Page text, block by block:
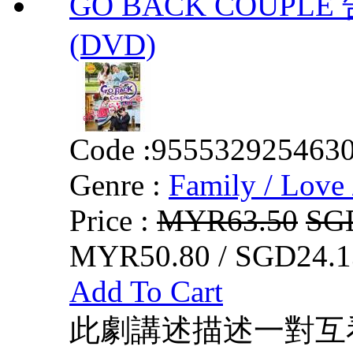
(DVD)
Code :
Genre : Family / Love
Price : MYR63.50
MYR50.80 /
Add To Cart
此劇講述描述一對